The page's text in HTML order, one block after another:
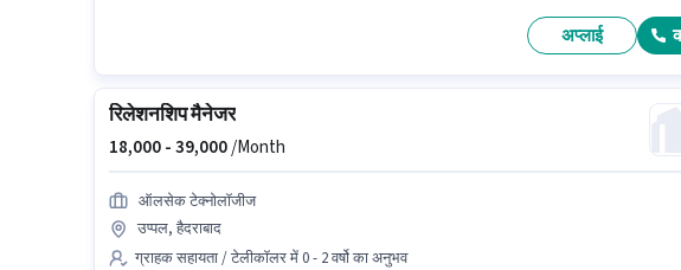
अप्लाई
रिलेशनशिप मैनेजर
18,000 -39,000/Month
ऑलसेक टेक्नोलॉजीज
उप्पल, हैदराबाद
ग्राहक सहायता / टेलीकॉलर में 0 - 2 वर्षो का अनुभव